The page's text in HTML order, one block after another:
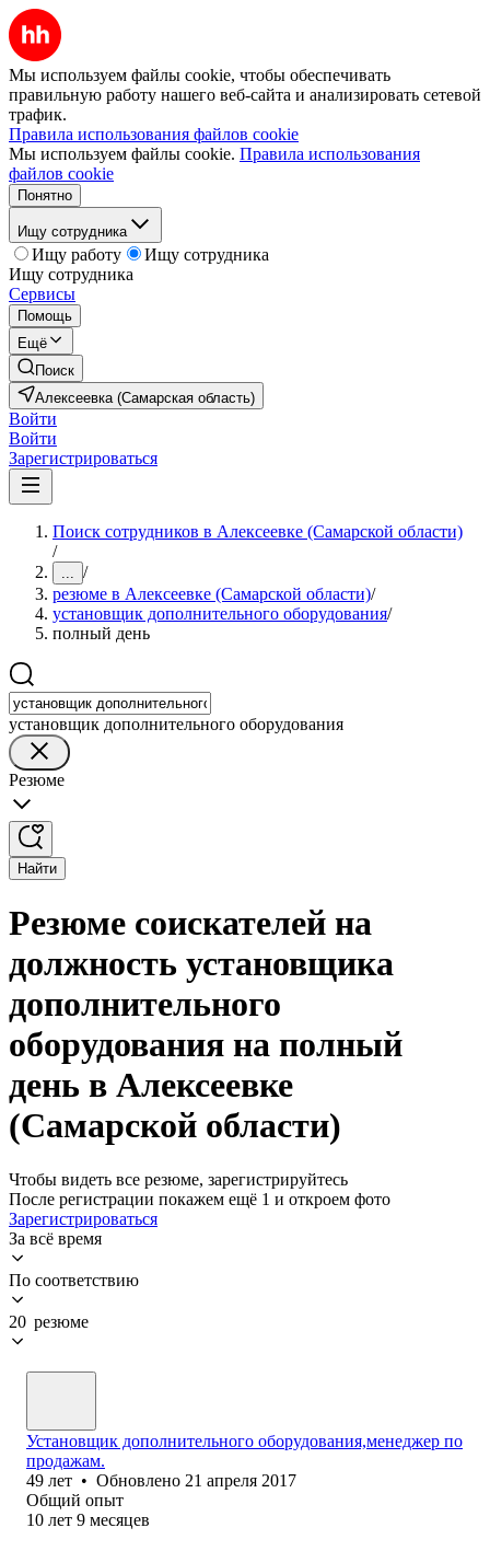
Мы используем файлы cookie, чтобы обеспечивать
правильную работу нашего веб-сайта и анализировать сетевой
трафик.
Правила использования файлов cookie
Мы используем файлы cookie. Правила использования
файлов cookie
Понятно
Ищу сотрудника
Ищу работу
Ищу сотрудника
Ищу сотрудника
Сервисы
Помощь
Ещё
Поиск
Алексеевка (Самарская область)
Войти
Войти
Зарегистрироваться
Поиск сотрудников в Алексеевке (Самарской области)
/
... /
резюме в Алексеевке (Самарской области)/
установщик дополнительного оборудования/
полный день
установщик дополнительного оборудования
Резюме
Найти
Резюме соискателей на
должность установщика
дополнительного
оборудования на полный
день в Алексеевке
(Самарской области)
Чтобы видеть все резюме, зарегистрируйтесь
После регистрации покажем ещё 1 и откроем фото
Зарегистрироваться
За всё время
По соответствию
20 резюме
Установщик дополнительного оборудования,менеджер по
продажам.
49 лет • Обновлено 21 апреля 2017
Общий опыт
10 лет 9 месяцев